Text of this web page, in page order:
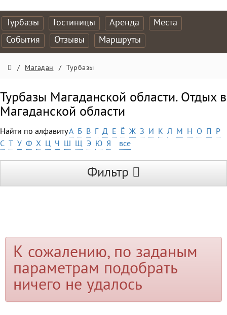
Турбазы Гостиницы Аренда
Места
События
Отзывы Маршруты
/ Магадан / Турбазы
Турбазы Магаданской области. Отдых в
Магаданской области
Найти по алфавитуА Б В Г Д Е Ё Ж З И К Л М Н О П Р
С Т У Ф Х Ц Ч Ш Щ Э Ю Я все
Фильтр
К сожалению, по заданым
параметрам подобрать
ничего не удалось